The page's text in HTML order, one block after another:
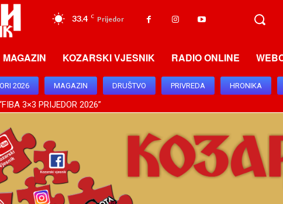
33.4 C Prijedor
MAGAZIN KOZARSKI VJESNIK RADIO ONLINE
2026 MAGAZIN DRUŠTVO PRIVREDA HRONIKA
3×3 PRIJEDOR 2026”